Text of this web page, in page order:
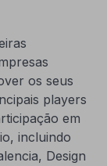
os seus
players
em
incluindo
Design